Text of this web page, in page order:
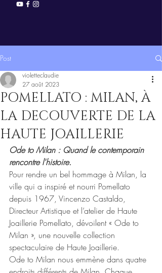
Post
POMELLATO : MILAN, À
LA DECOUVERTE DE LA
HAUTE JOAILLERIE
violetteclaudie
27 août 2023
Ode to Milan : Quand le contemporain
rencontre l'histoire.
Pour rendre un bel hommage à Milan, la
ville qui a inspiré et nourri Pomellato
depuis 1967, Vincenzo Castaldo,
Directeur Artistique et l’atelier de Haute
Joaillerie Pomellato, dévoilent « Ode to
Milan », une nouvelle collection
spectaculaire de Haute Joaillerie.
Ode to Milan nous emmène dans quatre